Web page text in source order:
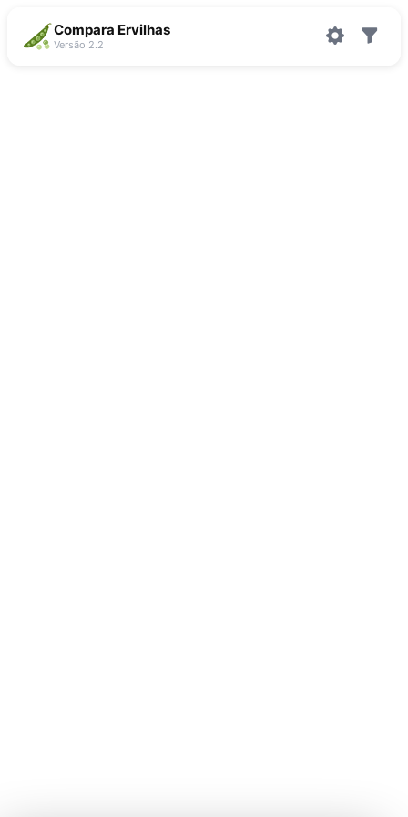
Compara Ervilhas
Versão 2.2